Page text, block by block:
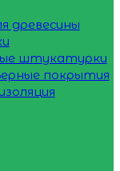
древесины
штукатурки
покрытия